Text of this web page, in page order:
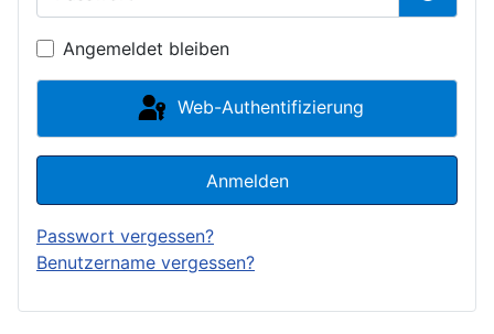
Angemeldet bleiben
Web-Authentifizierung
Anmelden
Passwort vergessen?
Benutzername vergessen?